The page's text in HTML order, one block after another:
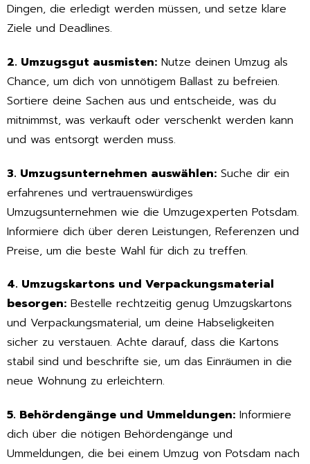
Dingen, die erledigt werden müssen, und setze klare
Ziele und Deadlines.
2. Umzugsgut ausmisten: Nutze deinen Umzug als
Chance, um dich von unnötigem Ballast zu befreien.
Sortiere deine Sachen aus und entscheide, was du
mitnimmst, was verkauft oder verschenkt werden kann
und was entsorgt werden muss.
3. Umzugsunternehmen auswählen: Suche dir ein
erfahrenes und vertrauenswürdiges
Umzugsunternehmen wie die Umzugexperten Potsdam.
Informiere dich über deren Leistungen, Referenzen und
Preise, um die beste Wahl für dich zu treffen.
4. Umzugskartons und Verpackungsmaterial
besorgen: Bestelle rechtzeitig genug Umzugskartons
und Verpackungsmaterial, um deine Habseligkeiten
sicher zu verstauen. Achte darauf, dass die Kartons
stabil sind und beschrifte sie, um das Einräumen in die
neue Wohnung zu erleichtern.
5. Behördengänge und Ummeldungen: Informiere
dich über die nötigen Behördengänge und
Ummeldungen, die bei einem Umzug von Potsdam nach